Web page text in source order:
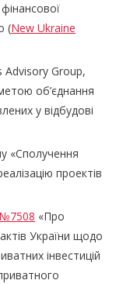
(New Ukraine
Group,
об’єднання
у відбудові
«Сполучення
проектів
№7508 «Про
України щодо
інвестицій